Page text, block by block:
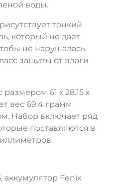
воды.
тонкий
который не дает
не нарушалась
защиты от влаги
61 х 28.15 х
вес 69.4 грамм
Набор включает ряд
поставляются в
аккумулятор Fenix